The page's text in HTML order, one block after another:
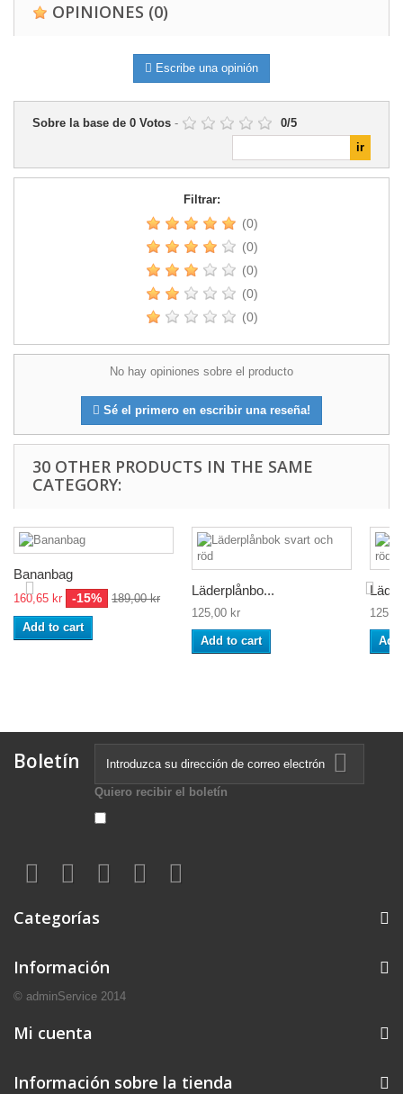
OPINIONES (0)
Escribe una opinión
Sobre la base de 0 Votos - 0/5
Filtrar:
(0)
(0)
(0)
(0)
(0)
No hay opiniones sobre el producto
Sé el primero en escribir una reseña!
30 OTHER PRODUCTS IN THE SAME
CATEGORY:
Bananbag
160,65 kr -15% 189,00 kr
Add to cart
Läderplånbo...
125,00 kr
Add to cart
Boletín
Quiero recibir el boletín
Categorías
Información
© adminService 2014
Mi cuenta
Información sobre la tienda